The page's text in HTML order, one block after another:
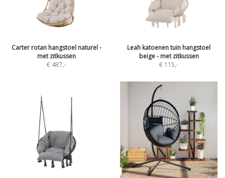
Carter rotan hangstoel naturel -
met zitkussen
€ 487,-
Leah katoenen tuin hangstoel
beige - met zitkussen
€ 115,-